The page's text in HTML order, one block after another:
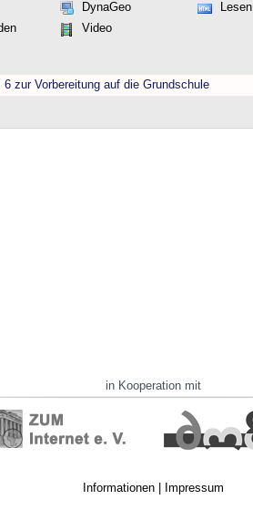
DynaGeo
Lesen
Video
zur Vorbereitung auf die Grundschule
in Kooperation mit
Informationen| Impressum